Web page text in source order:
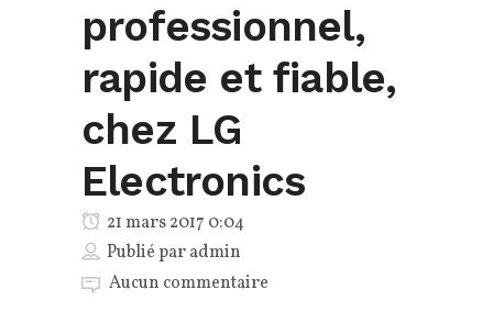
professionnel,
rapide et fiable,
chez LG
Electronics
21 mars 2017 0:04
Publié paradmin
Aucun commentaire